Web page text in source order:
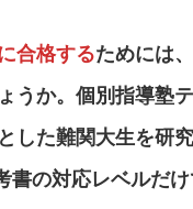
合格するためには
うか。個別指導塾
した難関大生を研
書の対応レベルだ